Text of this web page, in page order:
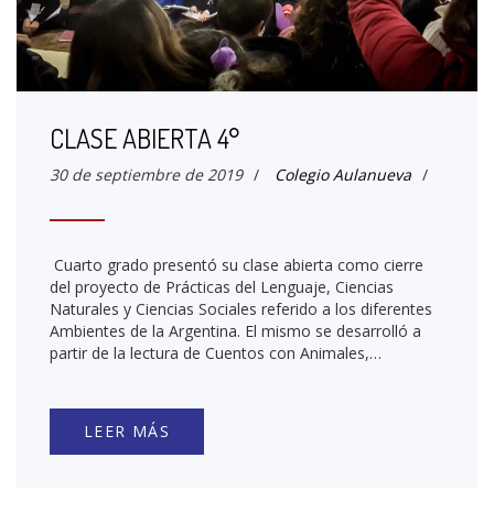
CLASE ABIERTA 4°
30 de septiembre de 2019 / Colegio Aulanueva /
Cuarto grado presentó su clase abierta como cierre
del proyecto de Prácticas del Lenguaje, Ciencias
Naturales y Ciencias Sociales referido a los diferentes
Ambientes de la Argentina. El mismo se desarrolló a
partir de la lectura de Cuentos con Animales,…
LEER MÁS